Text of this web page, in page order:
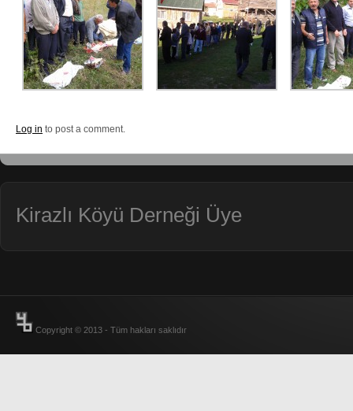
Log in to post a comment.
Kirazlı Köyü Derneği Üye
Copyright © 2013 - Tüm hakları saklıdır